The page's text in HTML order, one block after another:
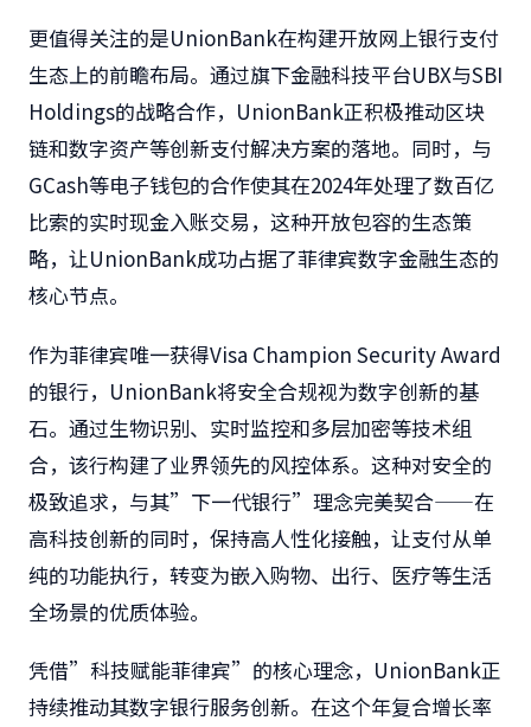
更值得关注的是UnionBank在构建开放网上银行支付
生态上的前瞻布局。通过旗下金融科技平台UBX与SBI
Holdings的战略合作，UnionBank正积极推动区块
链和数字资产等创新支付解决方案的落地。同时，与
GCash等电子钱包的合作使其在2024年处理了数百亿
比索的实时现金入账交易，这种开放包容的生态策
略，让UnionBank成功占据了菲律宾数字金融生态的
核心节点。
作为菲律宾唯一获得Visa Champion Security Award
的银行，UnionBank将安全合规视为数字创新的基
石。通过生物识别、实时监控和多层加密等技术组
合，该行构建了业界领先的风控体系。这种对安全的
极致追求，与其”下一代银行”理念完美契合——在
高科技创新的同时，保持高人性化接触，让支付从单
纯的功能执行，转变为嵌入购物、出行、医疗等生活
全场景的优质体验。
凭借”科技赋能菲律宾”的核心理念，UnionBank正
持续推动其数字银行服务创新。在这个年复合增长率